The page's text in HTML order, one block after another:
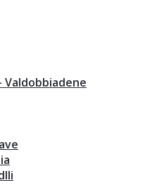
Valdobbiadene